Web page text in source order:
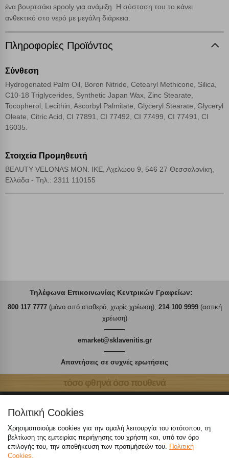
ένα βουρτσάκι spooly για ανάμιξη. Η σύσταση του το κάνει
ανθεκτικό στο νερό με μεγάλη διάρκεια.
Πληροφορίες Προϊόντος
Σύνθεση
Hydrogenated Palm Oil, Boron Nitride, Cetearyl Methicone, Silica,
C10-18 Triglycerides, Synthetic Japan Wax, Zinc Stearate,
Tocopherol, Lecithin, Ascorbyl Palmitate, Glyceryl Stearate, Glyceryl
Oleate, Citric Acid, CI 77891, CI 77492, CI 77499, CI 77491, CI
16035.
Στοιχεία Προμηθευτή
BEAUTY VELONAS ΜΟΝ. ΙΚΕ, Αχελώου 9, 546 27 Θεσσαλονίκη,
Ελλάδα - Τηλ.: 2311 110155
Τηλέφωνα Επικοινωνίας Κεντρικών Γραφείων:
800 117 7777(μόνο από σταθερό, χωρίς χρέωση), 214 100 9999(αστική
χρέωση)
emarket@sklavenitis.gr
Απαντήσεις σε συχνές ερωτήσεις
τόσο φθηνά όσο πουθενά
Καταστήματα
Πολιτική Cookies
Χρησιμοποιούμε cookies για την ομαλή λειτουργία του ιστότοπου, τη
βελτίωση της εμπειρίας περιήγησης του χρήστη και, υπό τον όρο
επιλογής του, την αποθήκευση των προτιμήσεών του. Πολιτική
Cookies.
Αποθήκευση ρυθμίσεων
Απόρριψη όλων